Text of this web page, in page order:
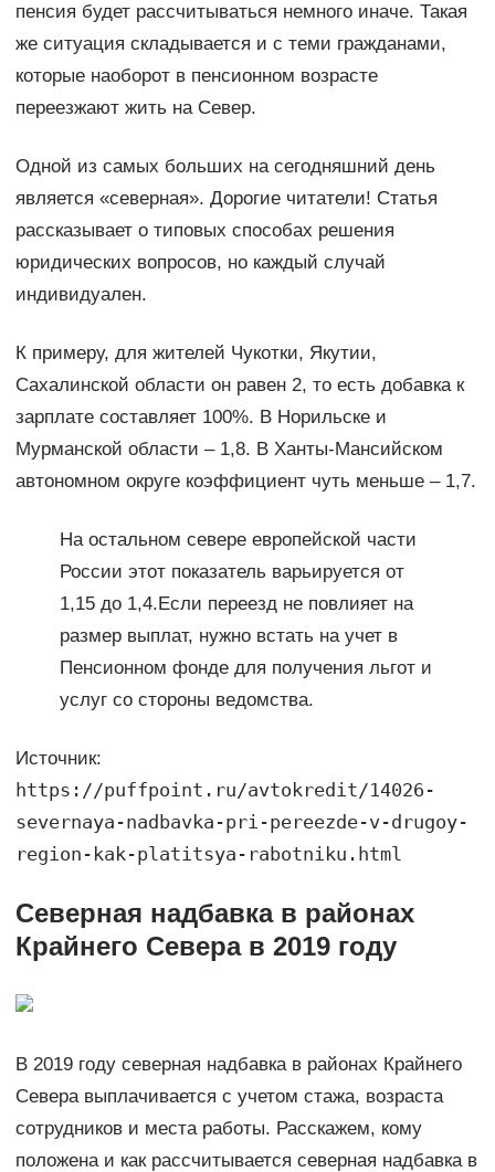
пенсия будет рассчитываться немного иначе. Такая
же ситуация складывается и с теми гражданами,
которые наоборот в пенсионном возрасте
переезжают жить на Север.
Одной из самых больших на сегодняшний день
является «северная». Дорогие читатели! Статья
рассказывает о типовых способах решения
юридических вопросов, но каждый случай
индивидуален.
К примеру, для жителей Чукотки, Якутии,
Сахалинской области он равен 2, то есть добавка к
зарплате составляет 100%. В Норильске и
Мурманской области – 1,8. В Ханты-Мансийском
автономном округе коэффициент чуть меньше – 1,7.
На остальном севере европейской части
России этот показатель варьируется от
1,15 до 1,4.Если переезд не повлияет на
размер выплат, нужно встать на учет в
Пенсионном фонде для получения льгот и
услуг со стороны ведомства.
Источник:
https://puffpoint.ru/avtokredit/14026-
severnaya-nadbavka-pri-pereezde-v-drugoy-
region-kak-platitsya-rabotniku.html
Северная надбавка в районах
Крайнего Севера в 2019 году
В 2019 году северная надбавка в районах Крайнего
Севера выплачивается с учетом стажа, возраста
сотрудников и места работы. Расскажем, кому
положена и как рассчитывается северная надбавка в